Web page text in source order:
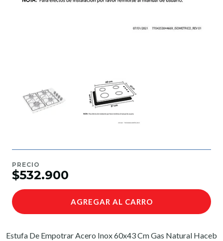
PRECIO
$532.900
AGREGAR AL CARRO
Estufa De Empotrar Acero Inox 60x43 Cm Gas Natural Haceb